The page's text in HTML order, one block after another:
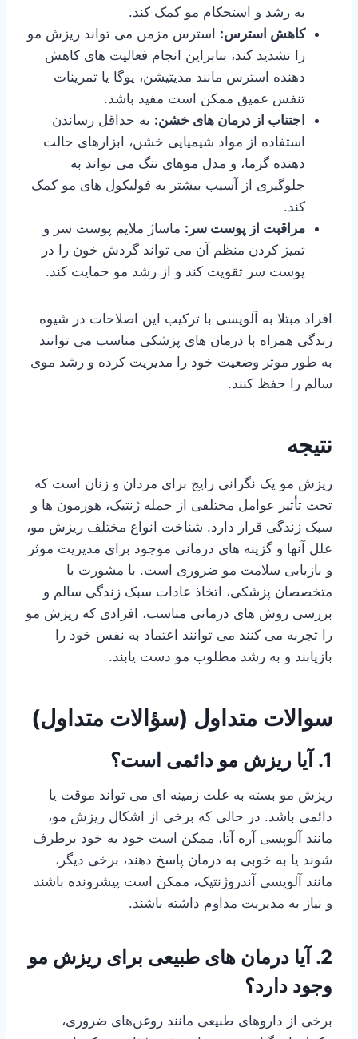
به رشد و استحکام مو کمک کند.
کاهش استرس: استرس مزمن می تواند ریزش مو
را تشدید کند، بنابراین انجام فعالیت های کاهش
دهنده استرس مانند مدیتیشن، یوگا یا تمرینات
تنفس عمیق ممکن است مفید باشد.
اجتناب از درمان های خشن: به حداقل رساندن
استفاده از مواد شیمیایی خشن، ابزارهای حالت
دهنده گرما، و مدل موهای تنگ می تواند به
جلوگیری از آسیب بیشتر به فولیکول های مو کمک
کند.
مراقبت از پوست سر: ماساژ ملایم پوست سر و
تمیز کردن منظم آن می تواند گردش خون را در
پوست سر تقویت کند و از رشد مو حمایت کند.
افراد مبتلا به آلوپسی با ترکیب این اصلاحات در شیوه
زندگی همراه با درمان های پزشکی مناسب می توانند
به طور موثر وضعیت خود را مدیریت کرده و رشد موی
سالم را حفظ کنند.
نتیجه
ریزش مو یک نگرانی رایج برای مردان و زنان است که
تحت تأثیر عوامل مختلفی از جمله ژنتیک، هورمون ها و
سبک زندگی قرار دارد. شناخت انواع مختلف ریزش مو،
علل آنها و گزینه های درمانی موجود برای مدیریت موثر
و بازیابی سلامت مو ضروری است. با مشورت با
متخصصان پزشکی، اتخاذ عادات سبک زندگی سالم و
بررسی روش های درمانی مناسب، افرادی که ریزش مو
را تجربه می کنند می توانند اعتماد به نفس خود را
بازیابند و به رشد مطلوب مو دست یابند.
سوالات متداول (سؤالات متداول)
1. آیا ریزش مو دائمی است؟
ریزش مو بسته به علت زمینه ای می تواند موقت یا
دائمی باشد. در حالی که برخی از اشکال ریزش مو،
مانند آلوپسی آره آتا، ممکن است خود به خود برطرف
شوند یا به خوبی به درمان پاسخ دهند، برخی دیگر،
مانند آلوپسی آندروژنتیک، ممکن است پیشرونده باشند
و نیاز به مدیریت مداوم داشته باشند.
2. آیا درمان های طبیعی برای ریزش مو
وجود دارد؟
برخی از داروهای طبیعی مانند روغن‌های ضروری،